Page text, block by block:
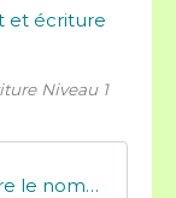
Niveau 1
MDZ - Ecrire le nombre d'insectes